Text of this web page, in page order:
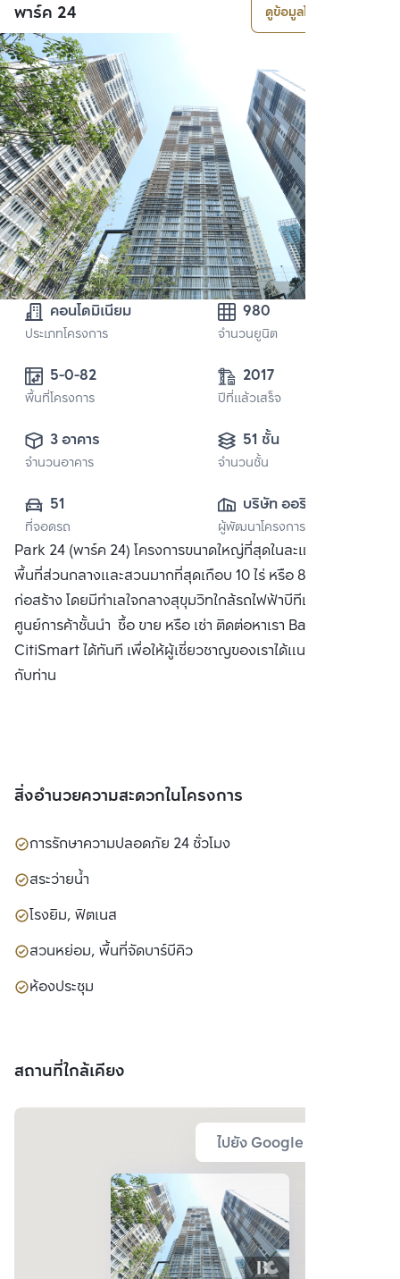
พาร์ค 24 ดูข้อมูลโครงการ
คอนโดมิเนียม
ประเภทโครงการ
980
จำนวนยูนิต
พื้นที่โครงการ
2017
ปีที่แล้วเสร็จ
3 อาคาร
จำนวนอาคาร
51 ชั้น
จำนวนชั้น
51
ที่จอดรถ
บริษัท ออริจิ้น
พร็อพเพอร์ตี้ จำกัด
(มหาชน)
ผู้พัฒนาโครงการ
Park 24 (พาร์ค 24) โครงการขนาดใหญ่ที่สุดในละแวกเดียวกัน มี
พื้นที่ส่วนกลางและสวนมากที่สุดเกือบ 10 ไร่ หรือ 80% ของพื้นที่
ก่อสร้าง โดยมีทำเลใจกลางสุขุมวิทใกล้รถไฟฟ้าบีทีเอสและ
ศูนย์การค้าชั้นนำ ซื้อ ขาย หรือ เช่า ติดต่อหาเรา Bangkok
CitiSmart ได้ทันที เพื่อให้ผู้เชี่ยวชาญของเราได้แนะนำคอนโดให้
กับท่าน
สิ่งอำนวยความสะดวกในโครงการ
การรักษาความปลอดภัย 24 ชั่วโมง
สระว่ายน้ำ
โรงยิม, ฟิตเนส
สวนหย่อม, พื้นที่จัดบาร์บีคิว
ห้องประชุม
สถานที่ใกล้เคียง
ไปยัง Google Map